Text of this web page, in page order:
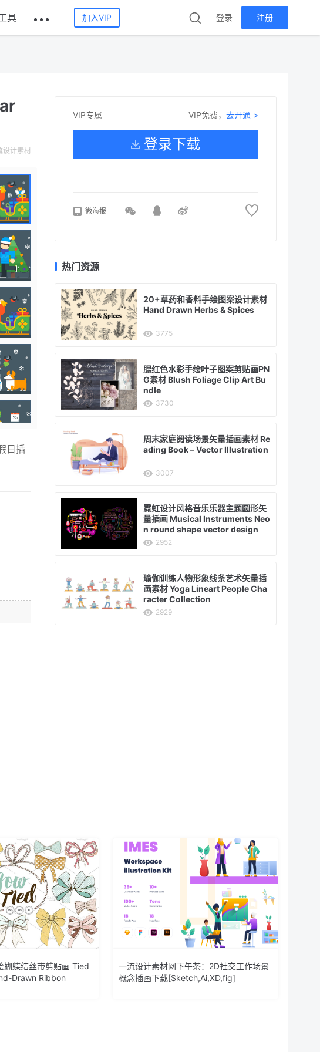
具 加入VIP 登录 注册
设计素材
日插
VIP专属 VIP免费，去开通 >
登录下载
微海报
热门资源
20+草药和香料手绘图案设计素材
Hand Drawn Herbs & Spices
3775
腮红色水彩手绘叶子图案剪贴画PN
G素材 Blush Foliage Clip Art Bu
ndle
3730
周末家庭阅读场景矢量插画素材 Re
ading Book – Vector Illustration
3007
霓虹设计风格音乐乐器主题圆形矢
量插画 Musical Instruments Neo
n round shape vector design
2952
瑜伽训练人物形象线条艺术矢量插
画素材 Yoga Lineart People Cha
racter Collection
2929
蝴蝶结丝带剪贴画 Tied
Drawn Ribbon
一流设计素材网下午茶：2D社交工作场景
概念插画下载[Sketch,Ai,XD,fig]